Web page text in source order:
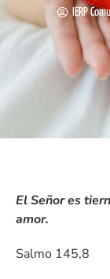
IERP
El Señor es
amor.
Salmo 145,8